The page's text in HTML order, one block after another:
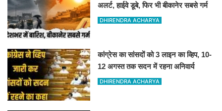
अलर्ट, हाईवे डूबे, फिर भी बीकानेर सबसे गर्म
DHIRENDRA ACHARYA
कांग्रेस का सांसदों को 3 लाइन का व्हिप, 10-
12 अगस्त तक सदन में रहना अनिवार्य
DHIRENDRA ACHARYA